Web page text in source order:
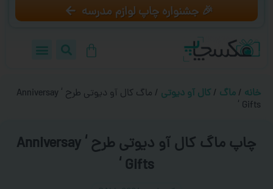
🎉 جشنواره چاپ لوازم مدرسه
خانه / ماگ / کال آو دیوتی
/ ماگ کال آو دیوتی طرح ‘ Anniversay
Gifts ‘
چاپ ماگ کال آو دیوتی طرح ‘ Anniversay
Gifts ‘